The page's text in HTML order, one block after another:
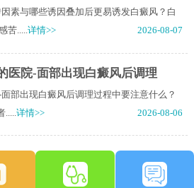
素与哪些诱因叠加后更易诱发白癜风？白
苦.....详情>> 2026-08-07
医院-面部出现白癜风后调理
部出现白癜风后调理过程中要注意什么？
.....详情>> 2026-08-06